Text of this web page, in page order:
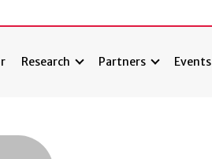
Research Partners Events